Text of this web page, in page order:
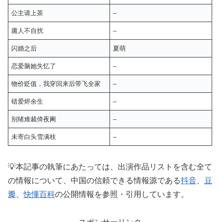
公主请上茶 –
庸人不自扰 –
闪婚之后 夏萌
恋爱脑她失忆了 –
物价贬值，我穿回来后带飞全家 –
错爱烬余生 –
别绪难裁倚夜阑 –
未寄白头雪满枝 –
💡本記事の執筆にあたっては、出演作品リストを含む全て
の情報について、中国の信頼できる情報源である抖音
豆
瓣 、快懂百科の公開情報を参照・引用しています。